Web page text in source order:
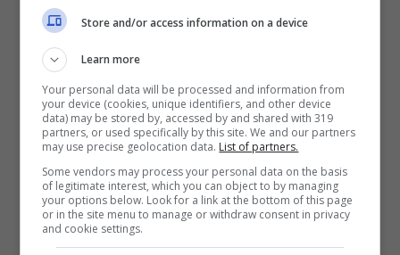
energia ad entrambi, abbatterà la
monotonia e probabilmente riporterà a
sperimentare emozioni che si erano
dimenticate da tempo.
Si da troppo peso ai difetti.Un altro
aspetto deleterio che concorre nel far
diminuire l’amore è l’improvvisa capacità
Store and/or access information on a device
Learn more
Your personal data will be processed and information from
your device (cookies, unique identifiers, and other device
data) may be stored by, accessed by and shared with 319
partners, or used specifically by this site. We and our partners
may use precise geolocation data. List of partners.
Some vendors may process your personal data on the basis
of legitimate interest, which you can object to by managing
your options below. Look for a link at the bottom of this page
or in the site menu to manage or withdraw consent in privacy
and cookie settings.